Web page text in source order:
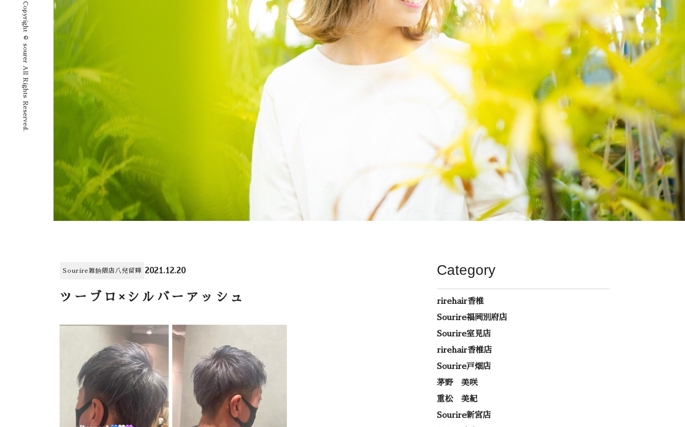
Copyright © sourer All Rights Reserved.
Sourire雑餉隈店 八兒留輝 2021.12.20
ツーブロ×シルバーアッシュ
Category
rirehair香椎
Sourire福岡別府店
Sourire室見店
rirehair香椎店
Sourire戸畑店
茅野 美咲
重松 美紀
Sourire新宮店